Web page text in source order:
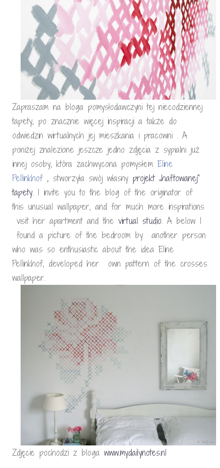
Zapraszam na bloga pomysłodawczyni tej niecodziennej
tapety, po znacznie więcej inspiracji a także do
odwiedzin wirtualnych jej mieszkania i pracowni . A
poniżej znalezione jeszcze jedno zdjęcia z sypialni już
innej osoby, która zachwycona pomysłem Eline
Pellinkhof , stworzyła swój własny projekt „haftowanej”
tapety. I invite you to the blog of the originator of
this unusual wallpaper, and for much more inspirations
visit her apartment and the virtual studio. A below I
found a picture of the bedroom by another person
who was so enthusiastic about the idea Eline
Pellinkhof, developed her own pattern of the crosses
wallpaper.
Zdjęcie pochodzi z bloga www.mydailynotes.nl